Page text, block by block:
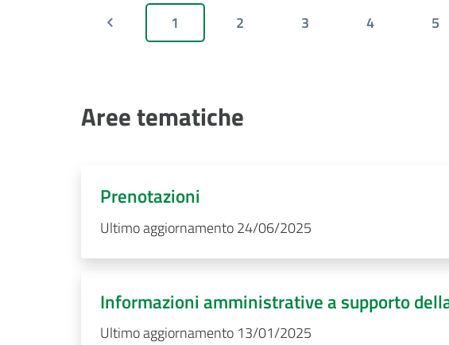
1 2 3 4 5
Aree tematiche
Prenotazioni
Ultimo aggiornamento 24/06/2025
Informazioni amministrative a supporto
Ultimo aggiornamento 13/01/2025